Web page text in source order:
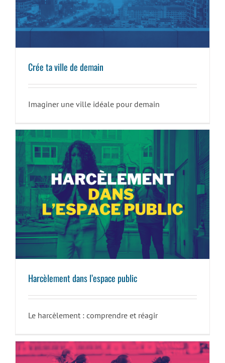
Crée ta ville de demain
Crée ta ville de demain
Imaginer une ville idéale pour demain
Harcèlement dans l’espace public
Harcèlement dans l’espace public
Le harcèlement : comprendre et réagir